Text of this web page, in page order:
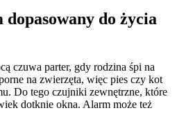
do życia
czuwa parter, gdy rodzina śpi na
na zwierzęta, więc pies czy kot
Do tego czujniki zewnętrzne, które
dotknie okna. Alarm może też